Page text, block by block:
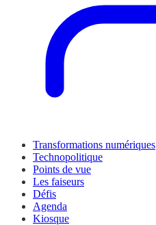
Transformations numériques
Technopolitique
Points de vue
Les faiseurs
Défis
Agenda
Kiosque